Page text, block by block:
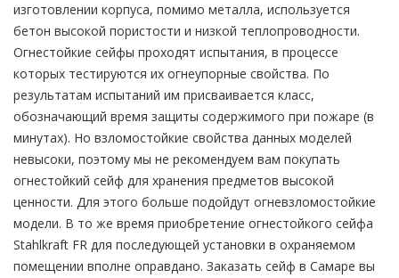
изготовлении корпуса, помимо металла, используется
бетон высокой пористости и низкой теплопроводности.
Огнестойкие сейфы проходят испытания, в процессе
которых тестируются их огнеупорные свойства. По
результатам испытаний им присваивается класс,
обозначающий время защиты содержимого при пожаре (в
минутах). Но взломостойкие свойства данных моделей
невысоки, поэтому мы не рекомендуем вам покупать
огнестойкий сейф для хранения предметов высокой
ценности. Для этого больше подойдут огневзломостойкие
модели. В то же время приобретение огнестойкого сейфа
Stahlkraft FR для последующей установки в охраняемом
помещении вполне оправдано. Заказать сейф в Самаре вы